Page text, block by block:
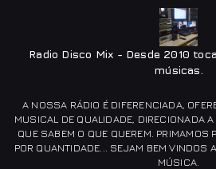
Radio Disco Mix - Desde 2010
músicas.
A NOSSA RÁDIO É DIFERENCIADA,
MUSICAL DE QUALIDADE, DIRECIONADA
QUE SABEM O QUE QUEREM. PRIMAMOS
POR QUANTIDADE... SEJAM BEM VINDOS
MÚSICA.